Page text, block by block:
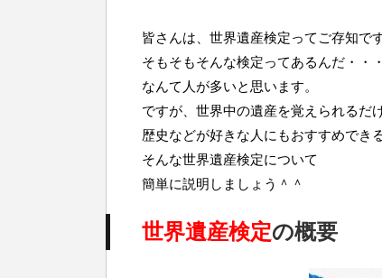
皆さんは、世界遺産検定ってご存知で
そもそもそんな検定ってあるんだ・・・
なんて人が多いと思います。
ですが、世界中の遺産を覚えられるだ
歴史などが好きな人にもおすすめでき
そんな世界遺産検定について
簡単に説明しましょう＾＾
世界遺産検定の概要